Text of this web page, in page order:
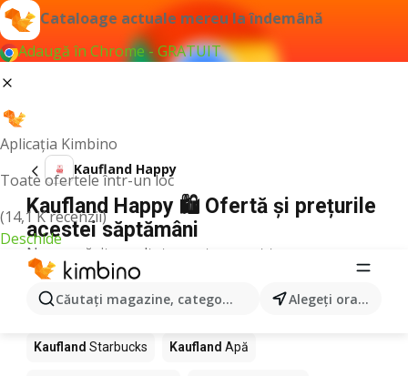
Cataloage actuale mereu la îndemână
Adaugă în Chrome - GRATUIT
Aplicația Kimbino
Toate ofertele într-un loc
(14,1 K recenzii)
Deschide
Căutaţi magazine, categorii, produse... Alegeţi oraşul
Kaufland Happy
Kaufland Happy 🛍️ Ofertă și prețurile
acestei săptămâni
Nu am găsit rezultate pentru acest termen.
Alte produse în magazine Kaufland
Kaufland Pizza Kaufland Mango KauflandLEGO
Kaufland Starbucks Kaufland Apă